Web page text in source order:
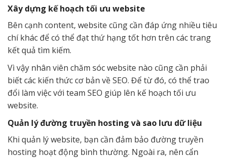
Xây dựng kế hoạch tối ưu website
Bên cạnh content, website cũng cần đáp ứng nhiều tiêu
chí khác để có thể đạt thứ hạng tốt hơn trên các trang
kết quả tìm kiếm.
Vì vậy nhân viên chăm sóc website nào cũng cần phải
biết các kiến thức cơ bản về SEO. Để từ đó, có thể trao
đổi làm việc với team SEO giúp lên kế hoạch tối ưu
website.
Quản lý đường truyền hosting và sao lưu dữ liệu
Khi quản lý website, bạn cần đảm bảo đường truyền
hosting hoạt động bình thường. Ngoài ra, nên cẩn